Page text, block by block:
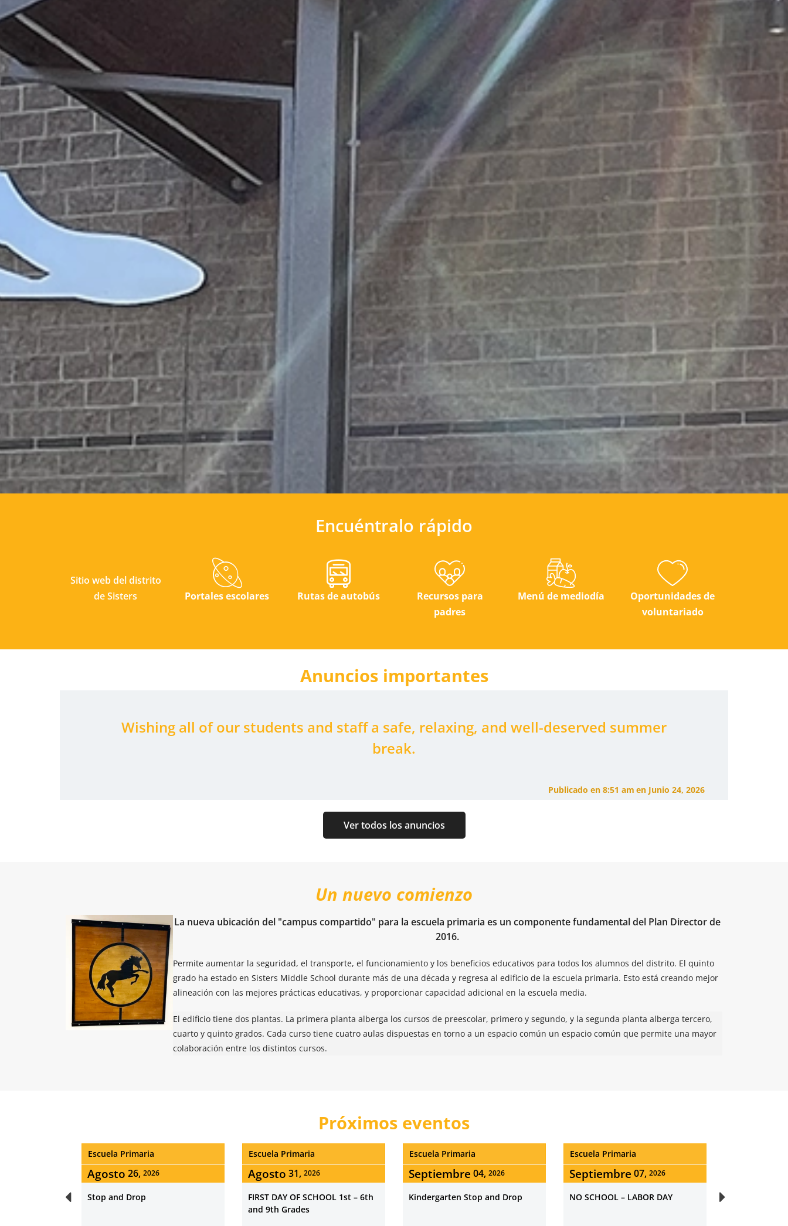
Encuéntralo rápido
Sitio web del distrito
de Sisters
Portales escolares Rutas de autobús
Recursos para
padres
Menú de mediodía
Oportunidades de
voluntariado
Anuncios importantes
Wishing all of our students and staff a safe, relaxing, and well-deserved summer
break.
Publicado en 8:51 am en Junio 24, 2026
Ver todos los anuncios
Un nuevo comienzo
La nueva ubicación del "campus compartido" para la escuela primaria es un componente fundamental del Plan Director de
2016.
Permite aumentar la seguridad, el transporte, el funcionamiento y los beneficios educativos para todos los alumnos del distrito. El quinto
grado ha estado en Sisters Middle School durante más de una década y regresa al edificio de la escuela primaria. Esto está creandomejor
alineación con las mejores prácticas educativas, y proporcionar capacidad adicional en la escuela media.
El edificio tiene dos plantas. La primera planta alberga los cursos de preescolar, primero y segundo, y la segunda planta alberga tercero,
cuarto y quinto grados. Cada curso tiene cuatro aulas dispuestas en torno a un espacio común un espacio común que permite una mayor
colaboración entre los distintos cursos.
Próximos eventos
Escuela Primaria
Agosto 31, 2026
FIRST DAY OF SCHOOL 1st – 6th
Escuela Primaria
Septiembre04,
Kindergarten Stop and Drop
Escuela Primaria
Septiembre 07, 2026
NO SCHOOL – LABOR DAY
Escuela Primaria
Septiembre 08, 2026
Kindergarten – 1st day of school